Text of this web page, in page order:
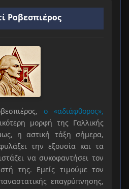
Ροβεσπιέρος
ο «αδιάφθορος»,
μορφή της Γαλλικής
η αστική τάξη σήμερα,
την εξουσία και τα
να συκοφαντήσει τον
της. Εμείς τιμούμε τον
επαγρύπνησης,